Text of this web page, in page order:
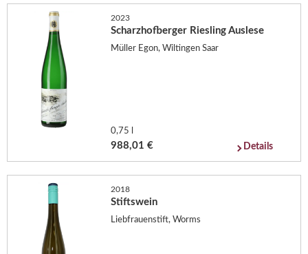
2023
Scharzhofberger Riesling Auslese
Müller Egon, Wiltingen Saar
0,75 l
988,01 € Details
2018
Stiftswein
Liebfrauenstift, Worms